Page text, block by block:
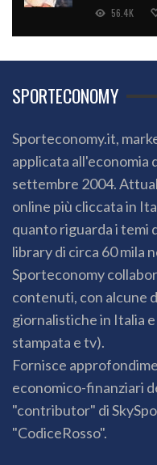
56.4K
SPORTECONOMY
Sporteconomy.it,
applicata all'economia
settembre 2004.
online più cliccata in
quanto riguarda i temi
library di circa 60 mila
Sporteconomy
contenuti, con alcune
giornalistiche in Italia
stampata e tv).
Fornisce
economico-finanziari
"contributor" di
"CodiceRosso".